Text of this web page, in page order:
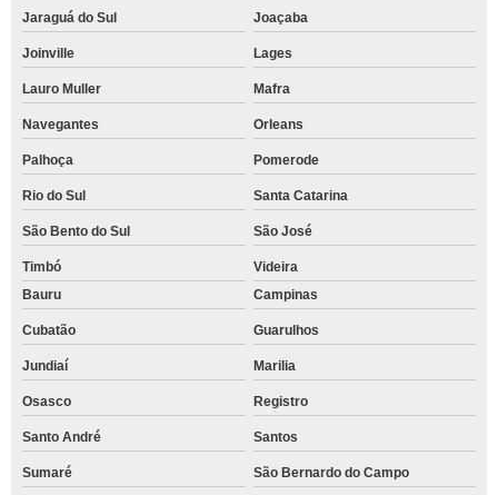
Jaraguá do Sul Joaçaba
Joinville Lages
Lauro Muller Mafra
Navegantes Orleans
Palhoça Pomerode
Rio do Sul Santa Catarina
São Bento do Sul São José
Timbó
Videira
Bauru
Campinas
Cubatão Guarulhos
Jundiaí Marilia
Osasco Registro
Santo André Santos
Sumaré São Bernardo do Campo